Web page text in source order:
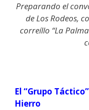
Preparando el
de Los Rodeos,
correíllo “La
El “Grupo
Hierro